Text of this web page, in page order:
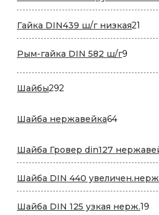
Гайка DIN439 ш/г низкая21
Рым-гайка DIN 582 ш/г9
Шайбы292
Шайба нержавейка6464
Шайба Гровер din127
Шайба DIN 440
Шайба DIN 125 узкая нерж.19